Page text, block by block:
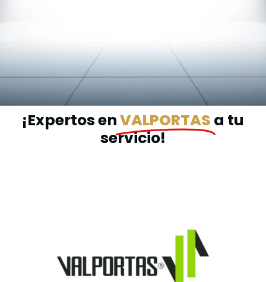
¡Expertos enVALPORTAS a tu
servicio!